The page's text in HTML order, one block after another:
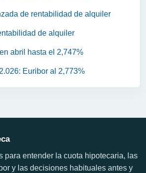
de rentabilidad de alquiler
de alquiler
abril hasta el 2,747%
Euribor al 2,773%
para entender la cuota hipotecaria, las
y las decisiones habituales antes y